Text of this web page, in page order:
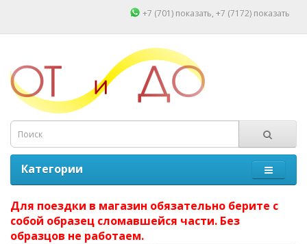
+7 (701) показать, +7 (7172) показать
Категории
Для поездки в магазин обязательно берите с
собой образец сломавшейся части. Без
образцов не работаем.